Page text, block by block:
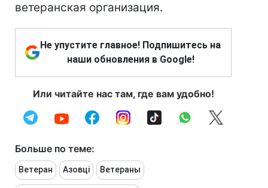
ветеранская организация.
Не упустите главное! Подпишитесь на
наши обновления в Google!
Или читайте нас там, где вам удобно!
Больше по теме:
Ветеран Азовці Ветераны